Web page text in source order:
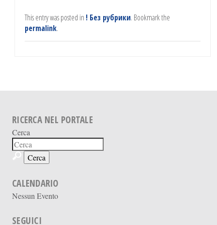
This entry was posted in ! Без рубрики. Bookmark the
permalink.
RICERCA NEL PORTALE
Cerca
CALENDARIO
Nessun Evento
SEGUICI